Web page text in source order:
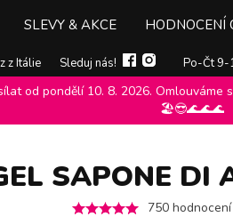
z Itálie Sleduj nás! Po-Čt 9-
SLEVY & AKCE HODNOCENÍ
od pondělí 10. 8. 2026.
🏖️😎🌊🌊🌊
azzurra Prací gely felce azzurra >
SAPONE
750 hodnocení